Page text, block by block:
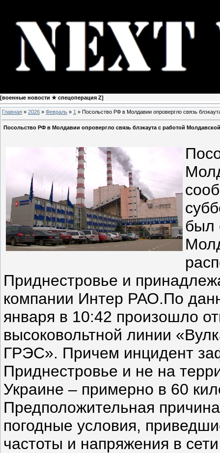
[военные новости ★ спецоперация Z]
Главная » 2026 » Февраль » 1 » Посольство РФ в Молдавии опровергло связь
Посольство РФ в Молдавии опровергло связь блэкаута с работой
был
Приднестровье и
компании Интер РАО.По
января в 10:42 произошло
высоковольтной линии
ГРЭС». Причем инцидент
Приднестровье и не на
Украине – примерно в 60
Предположительная
погодные условия,
частоты и напряжения в